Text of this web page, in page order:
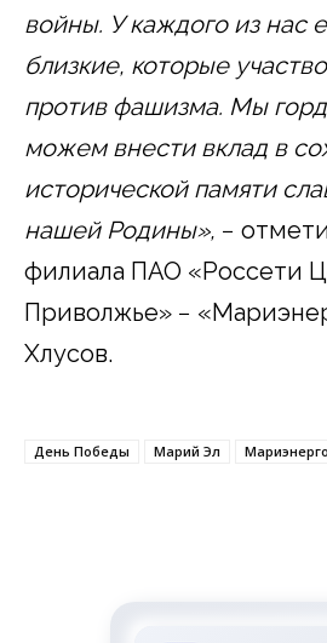
войны. У каждого из нас
близкие, которые
против фашизма. Мы
можем внести вклад в
исторической памяти
нашей Родины», −
филиала ПАО «Россети
Приволжье» −
Хлусов.
День Победы Марий Эл Мариэнерго